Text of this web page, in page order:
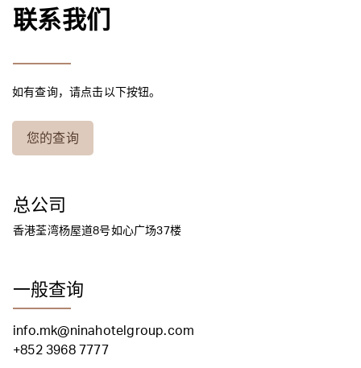
联系我们​​​​​​​​
如有查询，请点击以下按钮。
您的查询
总公司
香港荃湾杨屋道8号如心广场37楼
一般查询
info.mk@ninahotelgroup.com
+852 3968 7777